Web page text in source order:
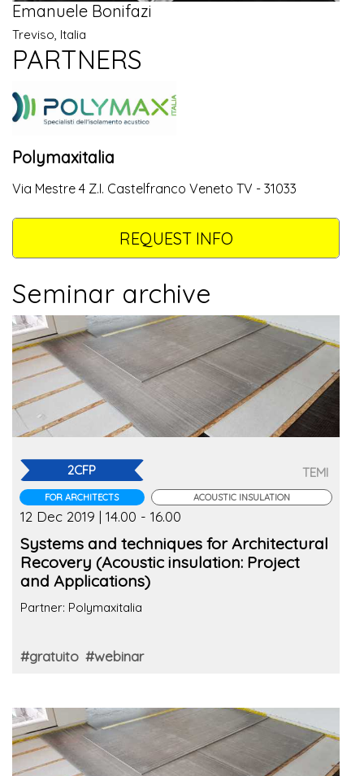
Emanuele Bonifazi
Treviso, Italia
PARTNERS
Polymaxitalia
Via Mestre 4 Z.I. Castelfranco Veneto TV - 31033
REQUEST INFO
Seminar archive
2CFP
FOR ARCHITECTS
TEMI
ACOUSTIC INSULATION
12 Dec 2019 | 14.00 - 16.00
Systems and techniques for Architectural
Recovery (Acoustic insulation: Project
and Applications)
Partner: Polymaxitalia
#gratuito #webinar